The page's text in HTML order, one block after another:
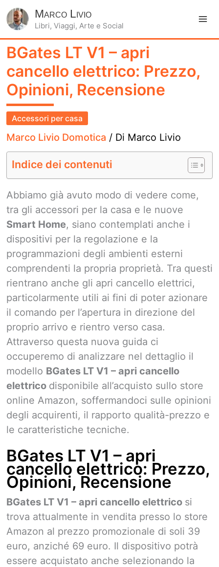
Marco Livio
Libri, Viaggi, Arte e Social
BGates LT V1 – apri
cancello elettrico: Prezzo,
Opinioni, Recensione
Accessori per casa
Marco Livio Domotica / Di Marco Livio
Indice dei contenuti
Abbiamo già avuto modo di vedere come,
tra gli accessori per la casa e le nuove
Smart Home, siano contemplati anche i
dispositivi per la regolazione e la
programmazioni degli ambienti esterni
comprendenti la propria proprietà. Tra questi
rientrano anche gli apri cancello elettrici,
particolarmente utili ai fini di poter azionare
il comando per l’apertura in direzione del
proprio arrivo e rientro verso casa.
Attraverso questa nuova guida ci
occuperemo di analizzare nel dettaglio il
modello BGates LT V1 – apri cancello
elettrico disponibile all’acquisto sullo store
online Amazon, soffermandoci sulle opinioni
degli acquirenti, il rapporto qualità-prezzo e
le caratteristiche tecniche.
BGates LT V1 – apri
cancello elettrico: Prezzo,
Opinioni, Recensione
BGates LT V1 – apri cancello elettrico si
trova attualmente in vendita presso lo store
Amazon al prezzo promozionale di soli 39
euro, anziché 69 euro. Il dispositivo potrà
essere acquistato anche selezionando la